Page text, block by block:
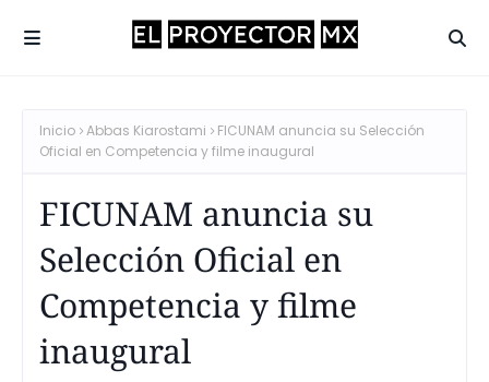
Inicio Abbas Kiarostami
FICUNAM anuncia su Selección
Oficial en Competencia y filme inaugural
FICUNAM anuncia su
Selección Oficial en
Competencia y filme
inaugural